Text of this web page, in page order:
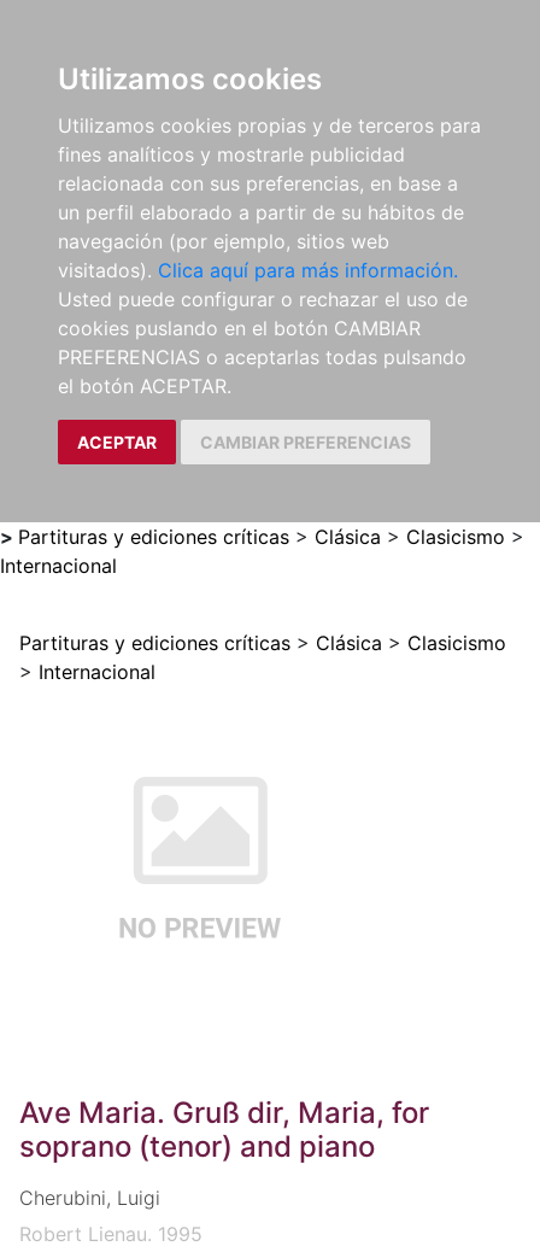
Utilizamos cookies
Utilizamos cookies propias y de terceros para
fines analíticos y mostrarle publicidad
relacionada con sus preferencias, en base a
un perfil elaborado a partir de su hábitos de
navegación (por ejemplo, sitios web
visitados). Clica aquí para más información.
Usted puede configurar o rechazar el uso de
cookies puslando en el botón CAMBIAR
PREFERENCIAS o aceptarlas todas pulsando
el botón ACEPTAR.
ACEPTAR CAMBIAR PREFERENCIAS
> Partituras y ediciones críticas > Clásica > Clasicismo >
Internacional
Partituras y ediciones críticas > Clásica > Clasicismo
> Internacional
Ave Maria. Gruß dir, Maria, for
soprano (tenor) and piano
Cherubini, Luigi
Robert Lienau. 1995